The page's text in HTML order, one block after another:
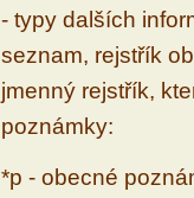
- typy dalších
seznam, rejstřík
jmenný rejstřík,
poznámky:
*p - obecné